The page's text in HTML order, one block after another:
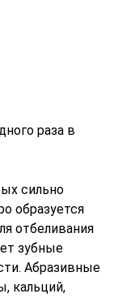
раза в
сильно
образуется
отбеливания
зубные
Абразивные
кальций,